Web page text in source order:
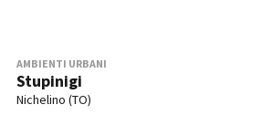
AMBIENTI URBANI
Stupinigi
Nichelino (TO)